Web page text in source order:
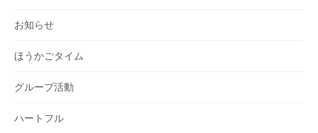
お知らせ
ほうかごタイム
グループ活動
ハートフル